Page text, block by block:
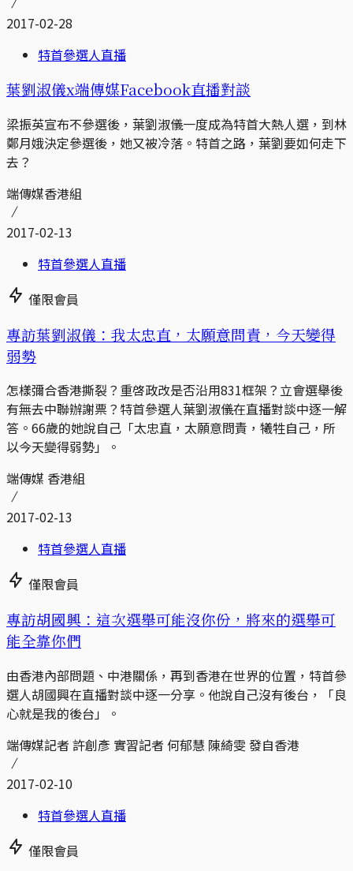
2017-02-28
特首參選人直播
葉劉淑儀x端傳媒Facebook直播對談
梁振英宣布不參選後，葉劉淑儀一度成為特首大熱人選，到林
鄭月娥決定參選後，她又被冷落。特首之路，葉劉要如何走下
去？
端傳媒香港組
2017-02-13
特首參選人直播
僅限會員
專訪葉劉淑儀：我太忠直，太願意問責，今天變得
弱勢
怎樣彌合香港撕裂？重啓政改是否沿用831框架？立會選舉後
有無去中聯辦謝票？特首參選人葉劉淑儀在直播對談中逐一解
答。66歲的她說自己「太忠直，太願意問責，犧牲自己，所
以今天變得弱勢」。
端傳媒 香港組
2017-02-13
特首參選人直播
僅限會員
專訪胡國興：這次選舉可能沒你份，將來的選舉可
能全靠你們
由香港內部問題、中港關係，再到香港在世界的位置，特首參
選人胡國興在直播對談中逐一分享。他說自己沒有後台，「良
心就是我的後台」。
端傳媒記者 許創彥 實習記者 何郁慧 陳綺雯 發自香港
2017-02-10
特首參選人直播
僅限會員